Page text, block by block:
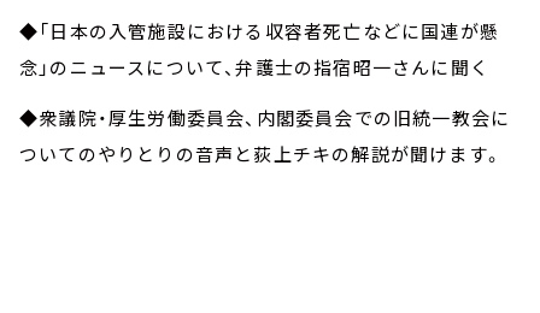
◆「日本の入管施設における収容者死亡などに国連が懸
念」のニュースについて、弁護士の指宿昭一さんに聞く
◆衆議院・厚生労働委員会、内閣委員会での旧統一教会に
ついてのやりとりの音声と荻上チキの解説が聞けます。